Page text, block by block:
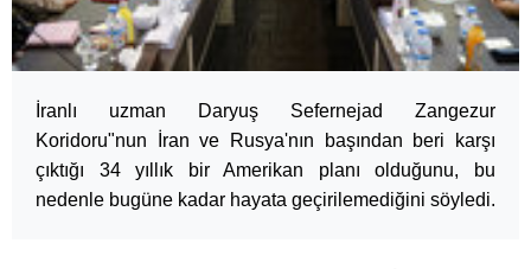
İranlı uzman Daryuş Sefernejad Zangezur
Koridoru"nun İran ve Rusya'nın başından beri karşı
çıktığı 34 yıllık bir Amerikan planı olduğunu, bu
nedenle bugüne kadar hayata geçirilemediğini söyledi.